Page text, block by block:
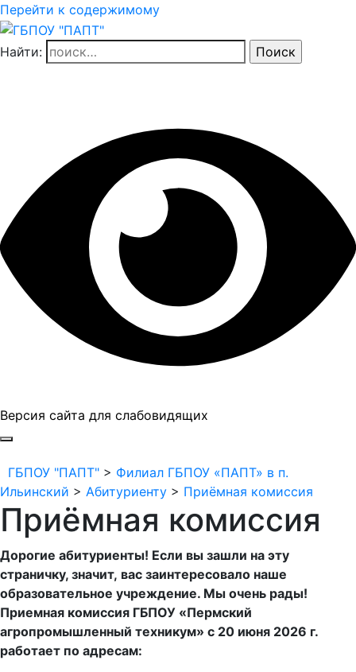
Перейти к содержимому
Найти:
Версия сайта для слабовидящих
ГБПОУ "ПАПТ"
ГБПОУ "ПАПТ" > Филиал ГБПОУ «ПАПТ» в п.
Ильинский > Абитуриенту > Приёмная комиссия
Приёмная комиссия
Дорогие абитуриенты! Если вы зашли на эту
страничку, значит, вас заинтересовало наше
образовательное учреждение. Мы очень рады!
Приемная комиссия ГБПОУ «Пермский
агропромышленный техникум» с 20 июня 2026 г.
работает по адресам: